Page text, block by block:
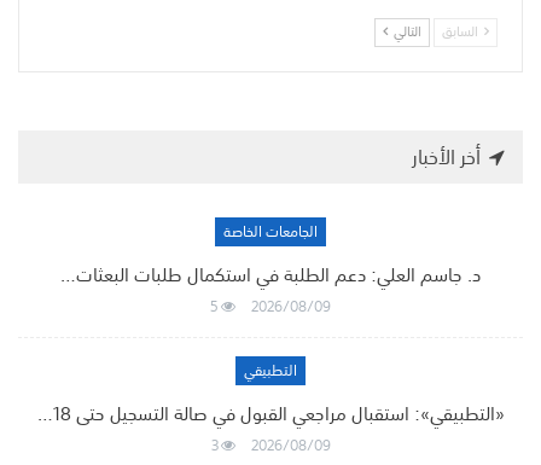
السابق التالي
أخر الأخبار
الجامعات الخاصة
د. جاسم العلي: دعم الطلبة في استكمال طلبات البعثات…
2026/08/09
5
التطبيقي
«التطبيقي»: استقبال مراجعي القبول في صالة التسجيل حتى 18…
2026/08/09
3